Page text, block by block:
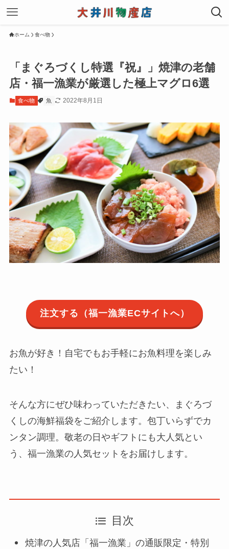
ホーム 食べ物
「まぐろづくし特選『祝』」焼津の老舗
店・福一漁業が厳選した極上マグロ6選
食べ物 魚 2022年8月1日
注文する（福一漁業ECサイトへ）
お魚が好き！自宅でもお手軽にお魚料理を楽しみ
たい！
そんな方にぜひ味わっていただきたい、まぐろづ
くしの海鮮福袋をご紹介します。包丁いらずでカ
ンタン調理。敬老の日やギフトにも大人気とい
う、福一漁業の人気セットをお届けします。
目次
焼津の人気店「福一漁業」の通販限定・特別